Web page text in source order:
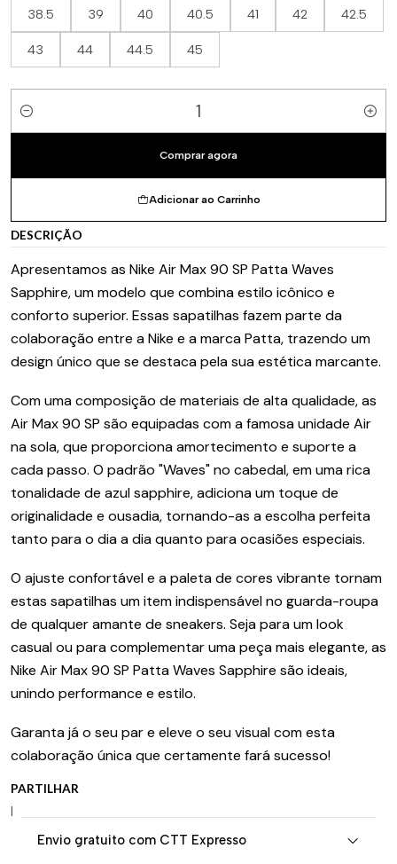
38.5 39 40 40.5 41 42 42.5
43 44 44.5 45
Quantidade
Adicionar ao Carrinho
Comprar agora
DESCRIÇÃO
Apresentamos as Nike Air Max 90 SP Patta Waves
Sapphire, um modelo que combina estilo icônico e
conforto superior. Essas sapatilhas fazem parte da
colaboração entre a Nike e a marca Patta, trazendo um
design único que se destaca pela sua estética marcante.
Com uma composição de materiais de alta qualidade, as
Air Max 90 SP são equipadas com a famosa unidade Air
na sola, que proporciona amortecimento e suporte a
cada passo. O padrão "Waves" no cabedal, em uma rica
tonalidade de azul sapphire, adiciona um toque de
originalidade e ousadia, tornando-as a escolha perfeita
tanto para o dia a dia quanto para ocasiões especiais.
O ajuste confortável e a paleta de cores vibrante tornam
estas sapatilhas um item indispensável no guarda-roupa
de qualquer amante de sneakers. Seja para um look
casual ou para complementar uma peça mais elegante, as
Nike Air Max 90 SP Patta Waves Sapphire são ideais,
unindo performance e estilo.
Garanta já o seu par e eleve o seu visual com esta
colaboração única que certamente fará sucesso!
PARTILHAR
|
Envio gratuito com CTT Expresso